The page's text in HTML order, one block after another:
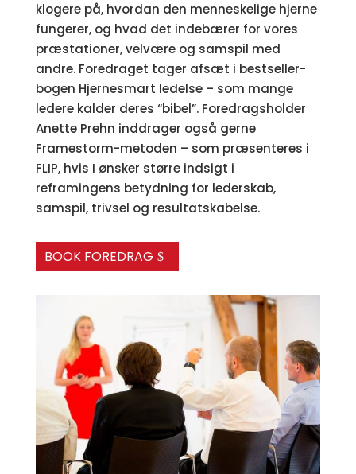
klogere på, hvordan den menneskelige hjerne
fungerer, og hvad det indebærer for vores
præstationer, velvære og samspil med
andre. Foredraget tager afsæt i bestseller-
bogen Hjernesmart ledelse– som mange
ledere kalder deres “bibel”. Foredragsholder
Anette Prehn inddrager også gerne
Framestorm-metoden – som præsenteres i
FLIP, hvis I ønsker større indsigt i
reframingens betydning for lederskab,
samspil, trivsel og resultatskabelse.
BOOK FOREDRAG